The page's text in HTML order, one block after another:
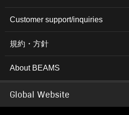
Customer support/inquiries
規約・方針
About BEAMS
Global Website